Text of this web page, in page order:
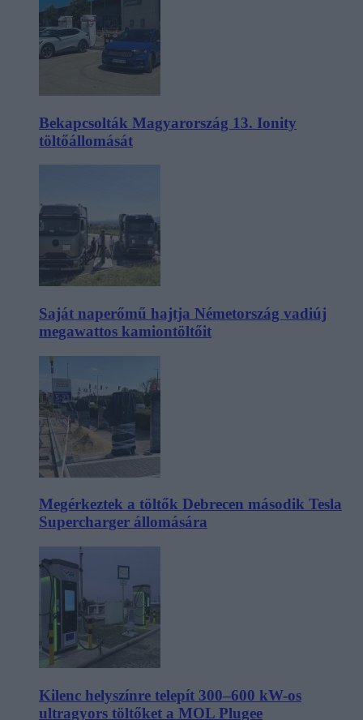
Bekapcsolták Magyarország 13. Ionity
töltőállomását
Saját naperőmű hajtja Németország vadiúj
megawattos kamiontöltőit
Megérkeztek a töltők Debrecen második Tesla
Supercharger állomására
Kilenc helyszínre telepít 300–600 kW-os
ultragyors töltőket a MOL Plugee